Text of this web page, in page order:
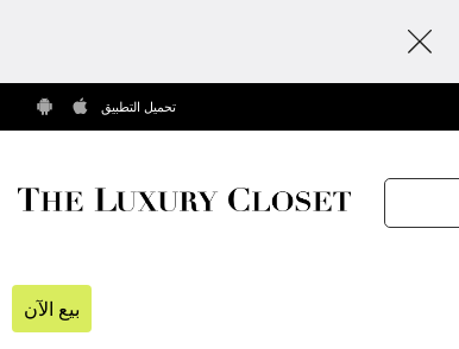
تحميل التطبيق
بيع الآن